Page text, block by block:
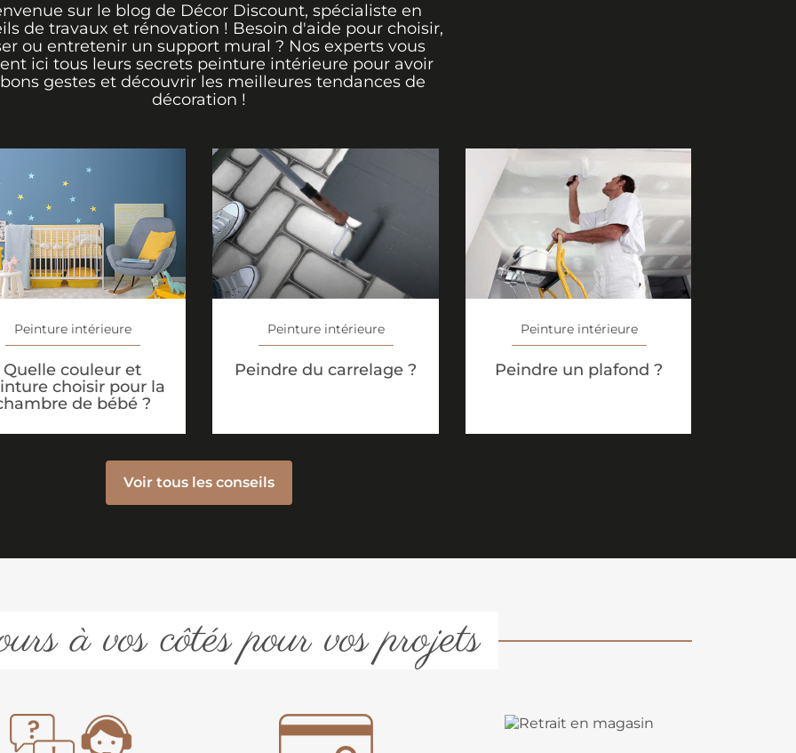
sur le blog de Décor Discount, spécialiste en
de travaux et rénovation ! Besoin d'aide pour choisir,
ou entretenir un support mural ? Nos experts vous
ici tous leurs secrets peinture intérieure pour avoir
gestes et découvrir les meilleures tendances de
décoration !
Peinture intérieure
Quelle couleur et
choisir pour la
de bébé ?
Peinture intérieure
Peindre du carrelage ?
Peinture intérieure
Peindre un plafond ?
Voir tous les conseils
à vos côtés pour vos projets